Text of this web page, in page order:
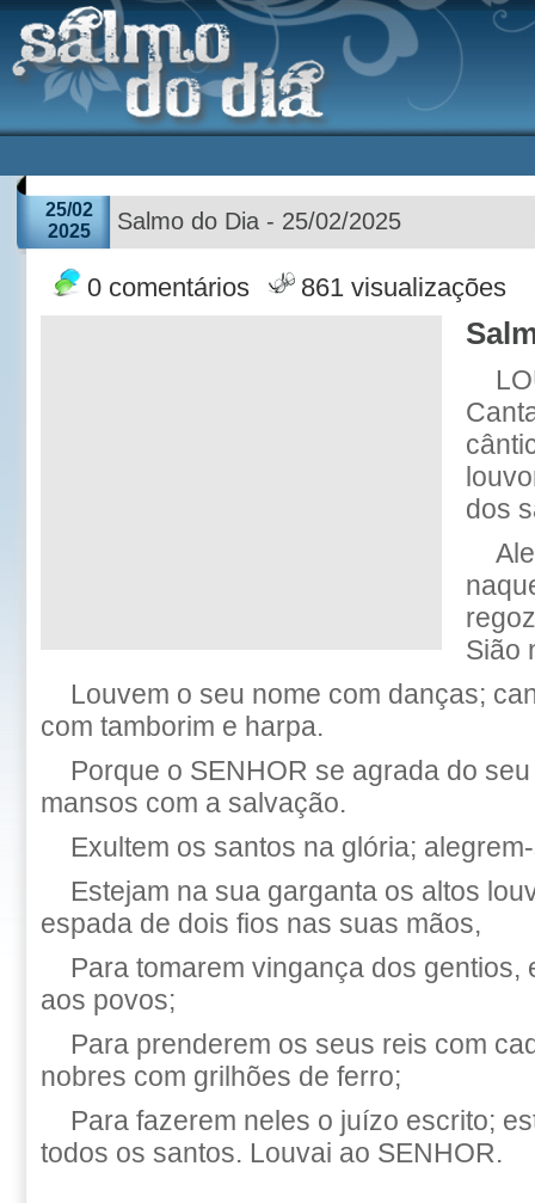
25/02
2025
Salmo do Dia - 25/02/2025
0 comentários 861 visualizações
dos
Sião
Louvem o seu nome com danças;
com tamborim e harpa.
Porque o SENHOR se agrada do
mansos com a salvação.
Exultem os santos na glória;
Estejam na sua garganta os altos
espada de dois fios nas suas mãos,
Para tomarem vingança dos gentios,
aos povos;
Para prenderem os seus reis com
nobres com grilhões de ferro;
Para fazerem neles o juízo escrito;
todos os santos. Louvai ao SENHOR.